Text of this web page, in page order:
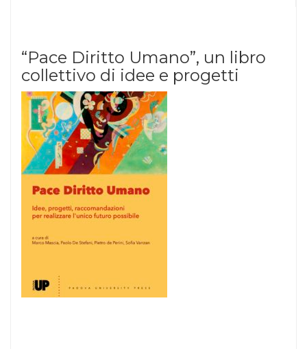
“Pace Diritto Umano”, un libro
collettivo di idee e progetti